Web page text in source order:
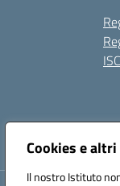
Cookies e
Il nostro Istituto